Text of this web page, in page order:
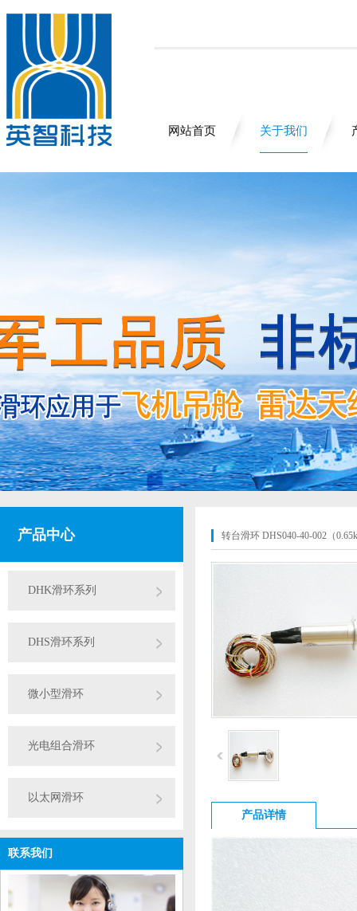
网站首页 关于我们
产品中心
DHK滑环系列
DHS滑环系列
微小型滑环
光电组合滑环
以太网滑环
联系我们
转台滑环 DHS040-40-002（
产品详情